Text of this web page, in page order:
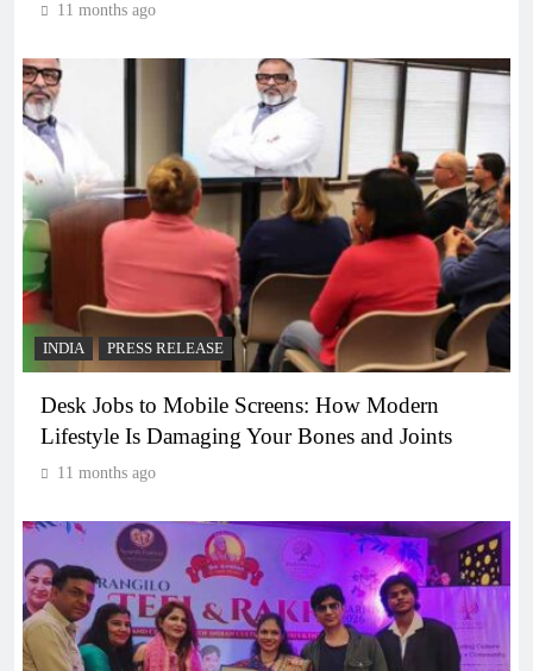
11 months ago
INDIA PRESS RELEASE
Desk Jobs to Mobile Screens: How Modern
Lifestyle Is Damaging Your Bones and Joints
11 months ago